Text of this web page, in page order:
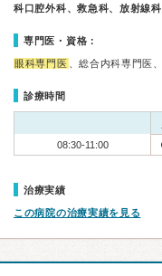
科口腔外科、救急科、放射線科
専門医・資格：
眼科専門医 、総合内科専門医
診療時間
08:30-11:00
治療実績
この病院の治療実績を見る